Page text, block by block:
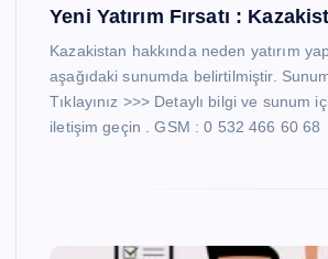
Yeni Yatırım Fırsatı :
Kazakistan hakkında neden yatırım
aşağıdaki sunumda belirtilmiştir.
Tıklayınız >>> Detaylı bilgi ve sunum
iletişim geçin . GSM : 0 532 466 60 68